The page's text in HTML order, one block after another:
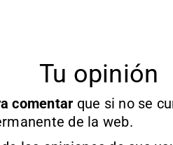
Tu opinión
comentar que si no se
de la web.